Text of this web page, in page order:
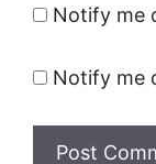
Notify me
Notify me